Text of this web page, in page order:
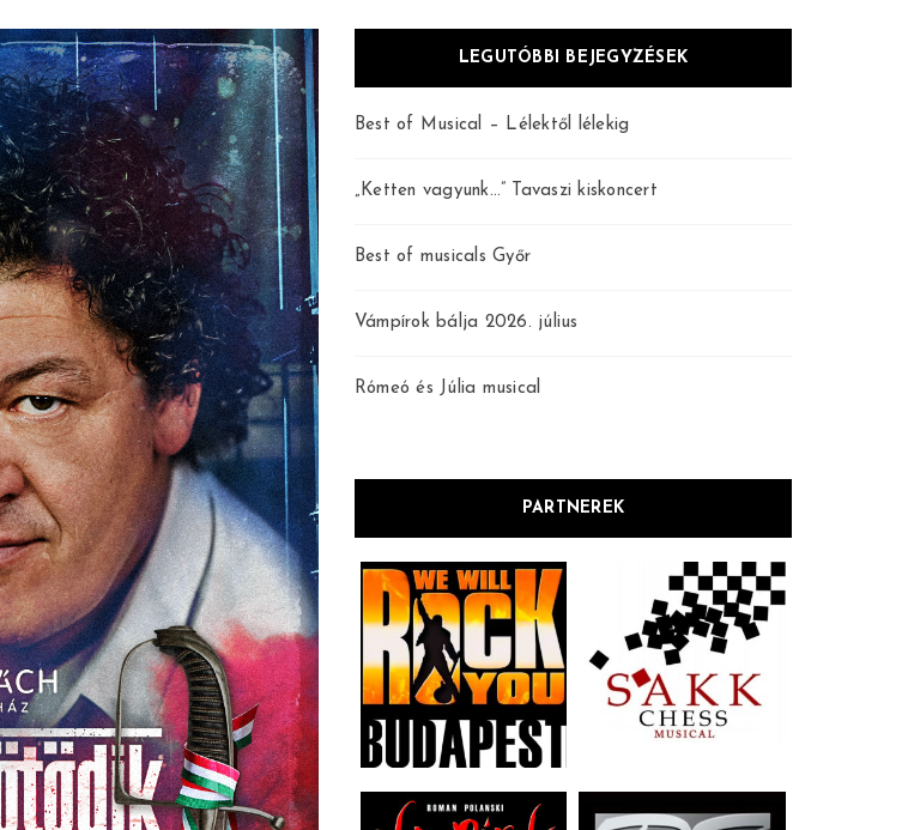
LEGUTÓBBI BEJEGYZÉSEK
Best of Musical – Lélektől lélekig
„Ketten vagyunk…” Tavaszi kiskoncert
Best of musicals Győr
Vámpírok bálja 2026. július
Rómeó és Júlia musical
PARTNEREK